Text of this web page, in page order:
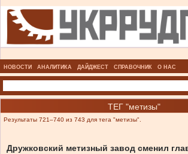
НОВОСТИ АНАЛИТИКА ДАЙДЖЕСТ СПРАВОЧНИК О НАС
ТЕГ "метизы"
Результаты 721–740 из 743 для тега "метизы".
Дружковский метизный завод сменил